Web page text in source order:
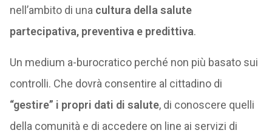
nell’ambito di una cultura della salute
partecipativa, preventiva e predittiva.
Un medium a-burocratico perché non più basato sui
controlli. Che dovrà consentire al cittadino di
“gestire” i propri dati di salute, di conoscere quelli
della comunità e di accedere on line ai servizi di